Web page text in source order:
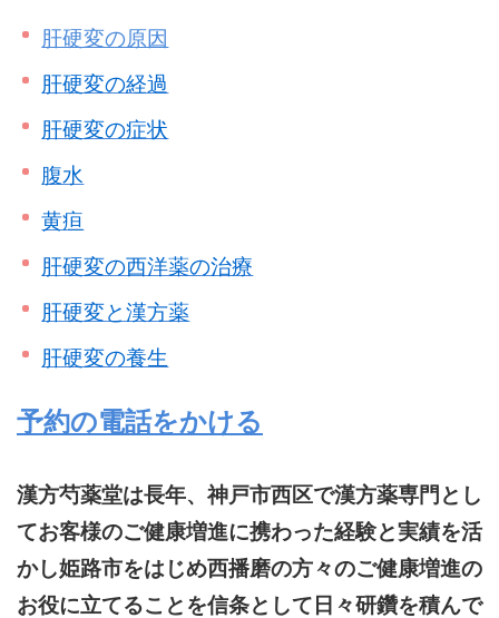
肝硬変の原因
肝硬変の経過
肝硬変の症状
腹水
黄疸
肝硬変の西洋薬の治療
肝硬変と漢方薬
肝硬変の養生
予約の電話をかける
漢方芍薬堂は長年、神戸市西区で漢方薬専門とし
てお客様のご健康増進に携わった経験と実績を活
かし姫路市をはじめ西播磨の方々のご健康増進の
お役に立てることを信条として日々研鑽を積んで